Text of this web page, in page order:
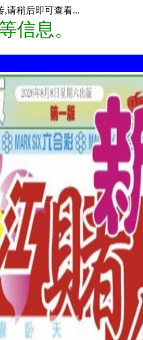
,请稍后即可查看...
信息。